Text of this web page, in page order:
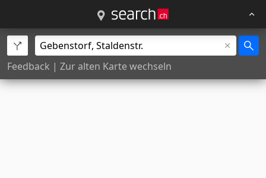
Feedback | Zur alten Karte wechseln